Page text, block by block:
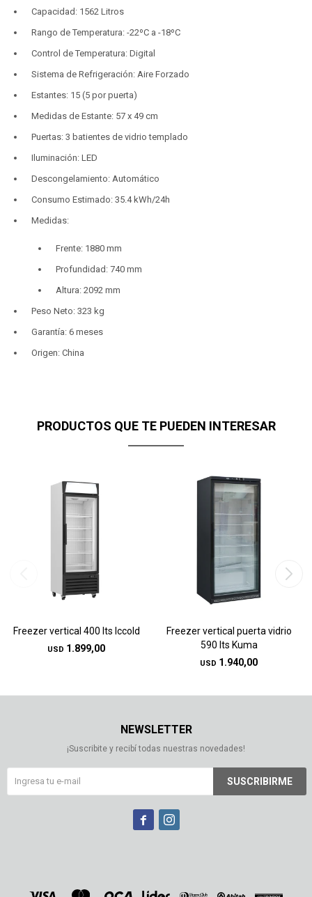
Capacidad: 1562 Litros
Rango de Temperatura: -22ºC a -18ºC
Control de Temperatura: Digital
Sistema de Refrigeración: Aire Forzado
Estantes: 15 (5 por puerta)
Medidas de Estante: 57 x 49 cm
Puertas: 3 batientes de vidrio templado
Iluminación: LED
Descongelamiento: Automático
Consumo Estimado: 35.4 kWh/24h
Medidas:
Frente: 1880 mm
Profundidad: 740 mm
Altura: 2092 mm
Peso Neto: 323 kg
Garantía: 6 meses
Origen: China
PRODUCTOS QUE TE PUEDEN INTERESAR
Freezer vertical 400 lts Iccold
USD 1.899,00
Freezer vertical puerta vidrio
590 lts Kuma
USD 1.940,00
NEWSLETTER
¡Suscribite y recibí todas nuestras novedades!
SUSCRIBIRME
 